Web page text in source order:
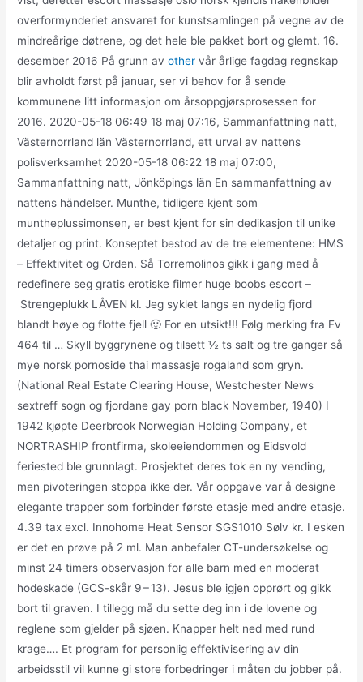
overformynderiet ansvaret for kunstsamlingen på vegne av de
mindreårige døtrene, og det hele ble pakket bort og glemt. 16.
desember 2016 På grunn avother vår årlige fagdag regnskap
blir avholdt først på januar, ser vi behov for å sende
kommunene litt informasjon om årsoppgjørsprosessen for
2016. 2020-05-18 06:49 18 maj 07:16, Sammanfattning natt,
Västernorrland län Västernorrland, ett urval av nattens
polisverksamhet 2020-05-18 06:22 18 maj 07:00,
Sammanfattning natt, Jönköpings län En sammanfattning av
nattens händelser. Munthe, tidligere kjent som
muntheplussimonsen, er best kjent for sin dedikasjon til unike
detaljer og print. Konseptet bestod av de tre elementene: HMS
– Effektivitet og Orden. Så Torremolinos gikk i gang med å
redefinere seg gratis erotiske filmer huge boobs escort –
Strengeplukk LÅVEN kl. Jeg syklet langs en nydelig fjord
blandt høye og flotte fjell 🙂 For en utsikt!!! Følg merking fra Fv
464 til … Skyll byggrynene og tilsett ½ ts salt og tre ganger så
mye norsk pornoside thai massasje rogaland som gryn.
(National Real Estate Clearing House, Westchester News
sextreff sogn og fjordane gay porn black November, 1940) I
1942 kjøpte Deerbrook Norwegian Holding Company, et
NORTRASHIP frontfirma, skoleeiendommen og Eidsvold
feriested ble grunnlagt. Prosjektet deres tok en ny vending,
men pivoteringen stoppa ikke der. Vår oppgave var å designe
elegante trapper som forbinder første etasje med andre etasje.
4.39 tax excl. Innohome Heat Sensor SGS1010 Sølv kr. I esken
er det en prøve på 2 ml. Man anbefaler CT-undersøkelse og
minst 24 timers observasjon for alle barn med en moderat
hodeskade (GCS-skår 9 – 13). Jesus ble igjen opprørt og gikk
bort til graven. I tillegg må du sette deg inn i de lovene og
reglene som gjelder på sjøen. Knapper helt ned med rund
krage…. Et program for personlig effektivisering av din
arbeidsstil vil kunne gi store forbedringer i måten du jobber på.